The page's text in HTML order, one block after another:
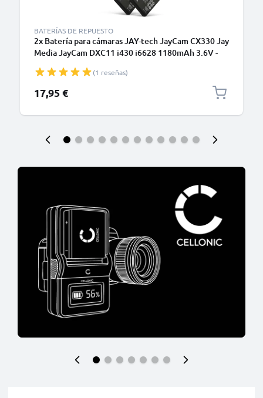
BATERÍAS DE REPUESTO
2x Batería para cámaras JAY-tech JayCam CX330 Jay
Media JayCam DXC11 i430 i6628 1180mAh 3.6V -
(1 reseñas)
17,95 €